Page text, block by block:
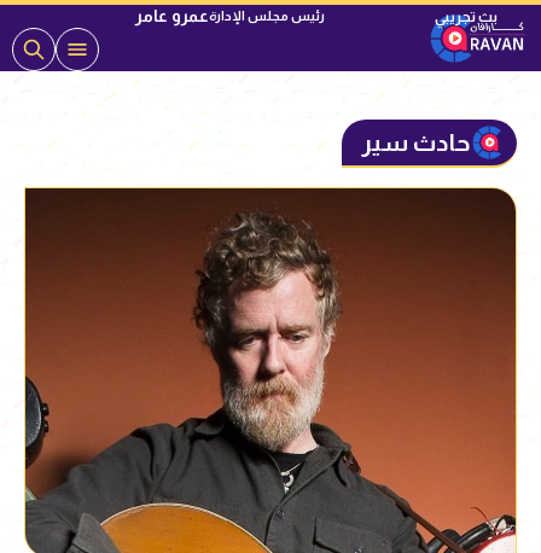
رئيس مجلس الإدارةعمرو عامر
حادث سير